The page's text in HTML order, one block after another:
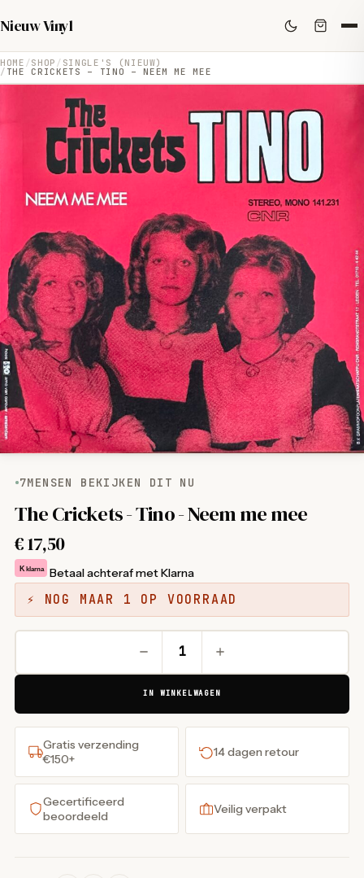
Nieuw Vinyl
HOME SHOP SINGLE'S (NIEUW)
THE CRICKETS – TINO – NEEM ME MEE
7MENSEN BEKIJKEN DIT NU
The Crickets - Tino - Neem me mee
€17,50
K klarna Betaal achteraf met Klarna
⚡ NOG MAAR 1 OP VOORRAAD
IN WINKELWAGEN
Gratis verzending
€150+
14 dagen retour
Gecertificeerd
beoordeeld
Veilig verpakt